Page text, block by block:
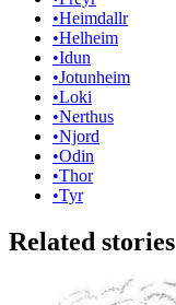
•Heimdallr
•Helheim
•Idun
•Jotunheim
•Loki
•Nerthus
•Njord
•Odin
•Thor
•Tyr
Related stories